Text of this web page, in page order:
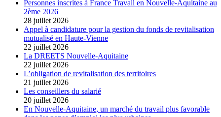
Personnes inscrites à France Travail en Nouvelle-Aquitaine au
2ème 2026
28 juillet 2026
Appel à candidature pour la gestion du fonds de revitalisation
mutualisé en Haute-Vienne
22 juillet 2026
La DREETS Nouvelle-Aquitaine
22 juillet 2026
L’obligation de revitalisation des territoires
21 juillet 2026
Les conseillers du salarié
20 juillet 2026
En Nouvelle-Aquitaine, un marché du travail plus favorable